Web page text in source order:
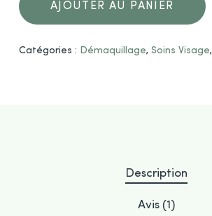
AJOUTER AU PANIER
Catégories : Démaquillage, Soins Visage,
Description
Avis (1)